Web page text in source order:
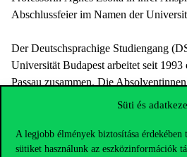
Süti és
A legjobb élmények biztosítása
sütiket használunk az eszközinformációk
Abschlussfeier im Namen der
Der Deutschsprachige Studiengang
Universität Budapest arbeitet seit
Passau zusammen. Die
das Potential, hochqualifizierte
in einer Laufbahn bei internationalen
behaupten zu können. Studierende